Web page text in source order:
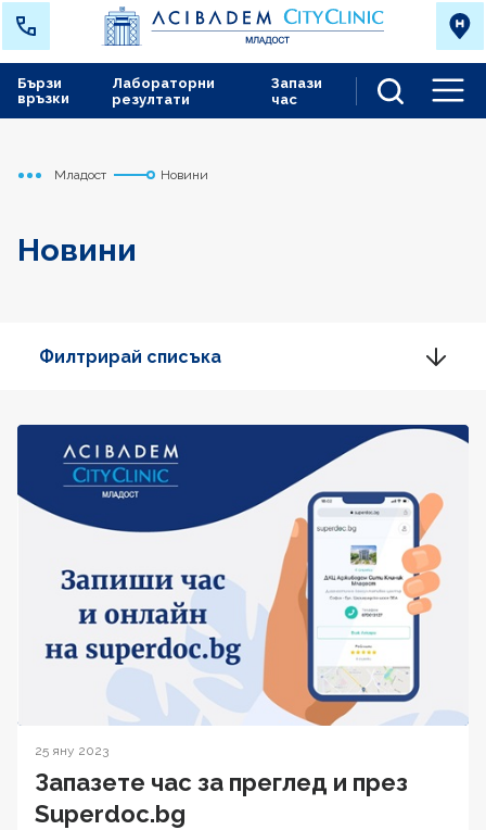
Лабораторни
резултати
Запази
час
Бързи
връзки
Начало
Младост Новини
Новини
Филтрирай списъка
25 яну 2023
Запазете час за преглед и през
Superdoc.bg